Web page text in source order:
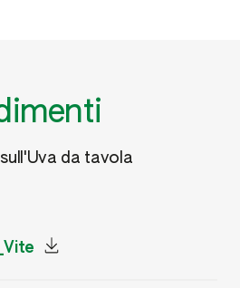
da tavola